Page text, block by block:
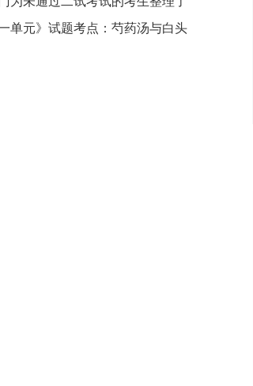
单元》试题考点：芍药汤与白头